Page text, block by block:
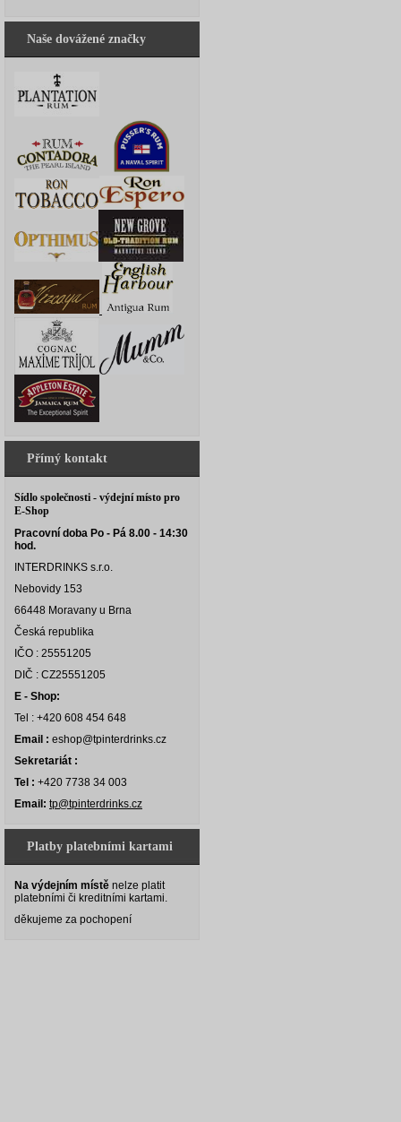
Naše dovážené značky
Přímý kontakt
Sídlo společnosti - výdejní místo pro
E-Shop
Pracovní doba Po - Pá 8.00 - 14:30
hod.
INTERDRINKS s.r.o.
Nebovidy 153
66448 Moravany u Brna
Česká republika
IČO : 25551205
DIČ : CZ25551205
E - Shop:
Tel : +420 608 454 648
Email : eshop@tpinterdrinks.cz
Sekretariát :
Tel : +420 7738 34 003
Email: tp@tpinterdrinks.cz
Platby platebními kartami
Na výdejním místě nelze platit
platebními či kreditními kartami.
děkujeme za pochopení